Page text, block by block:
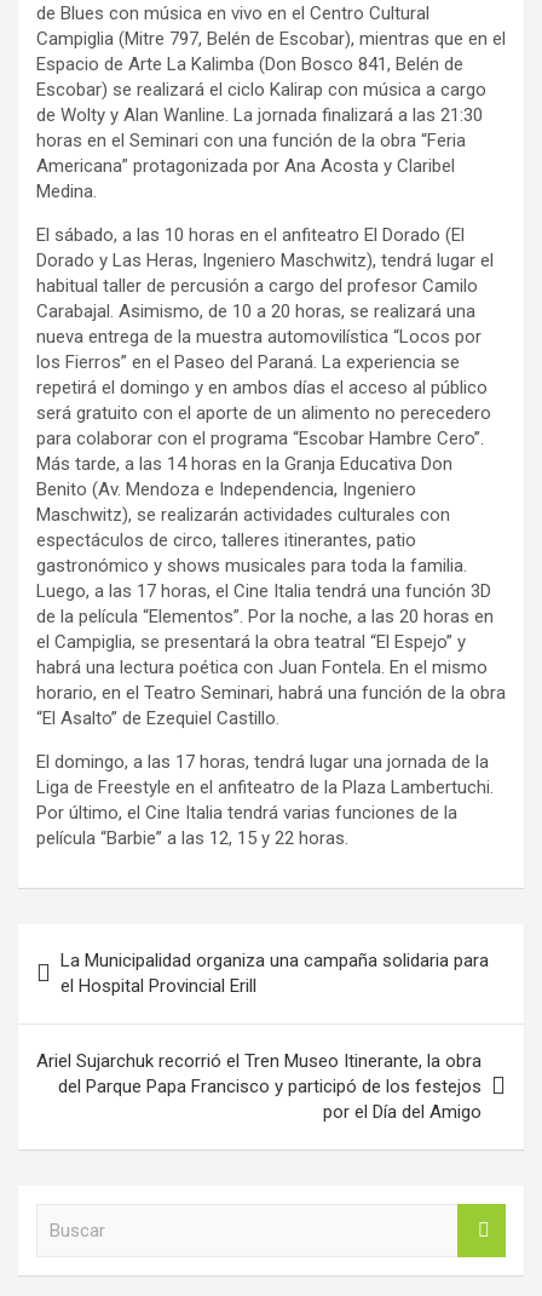
de Blues con música en vivo en el Centro Cultural
Campiglia (Mitre 797, Belén de Escobar), mientras que en el
Espacio de Arte La Kalimba (Don Bosco 841, Belén de
Escobar) se realizará el ciclo Kalirap con música a cargo
de Wolty y Alan Wanline. La jornada finalizará a las 21:30
horas en el Seminari con una función de la obra “Feria
Americana” protagonizada por Ana Acosta y Claribel
Medina.
El sábado, a las 10 horas en el anfiteatro El Dorado (El
Dorado y Las Heras, Ingeniero Maschwitz), tendrá lugar el
habitual taller de percusión a cargo del profesor Camilo
Carabajal. Asimismo, de 10 a 20 horas, se realizará una
nueva entrega de la muestra automovilística “Locos por
los Fierros” en el Paseo del Paraná. La experiencia se
repetirá el domingo y en ambos días el acceso al público
será gratuito con el aporte de un alimento no perecedero
para colaborar con el programa “Escobar Hambre Cero”.
Más tarde, a las 14 horas en la Granja Educativa Don
Benito (Av. Mendoza e Independencia, Ingeniero
Maschwitz), se realizarán actividades culturales con
espectáculos de circo, talleres itinerantes, patio
gastronómico y shows musicales para toda la familia.
Luego, a las 17 horas, el Cine Italia tendrá una función 3D
de la película “Elementos”. Por la noche, a las 20 horas en
el Campiglia, se presentará la obra teatral “El Espejo” y
habrá una lectura poética con Juan Fontela. En el mismo
horario, en el Teatro Seminari, habrá una función de la obra
“El Asalto” de Ezequiel Castillo.
El domingo, a las 17 horas, tendrá lugar una jornada de la
Liga de Freestyle en el anfiteatro de la Plaza Lambertuchi.
Por último, el Cine Italia tendrá varias funciones de la
película “Barbie” a las 12, 15 y 22 horas.
de
entradas
La Municipalidad organiza una campaña solidaria para
el Hospital Provincial Erill
Ariel Sujarchuk recorrió el Tren Museo Itinerante, la obra
del Parque Papa Francisco y participó de los festejos
por el Día del Amigo